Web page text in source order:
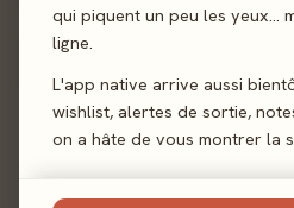
qui piquent un peu les yeux…
ligne.
L'app native arrive aussi
wishlist, alertes de sortie,
on a hâte de vous montrer la
Pose de tuiles
Sortie